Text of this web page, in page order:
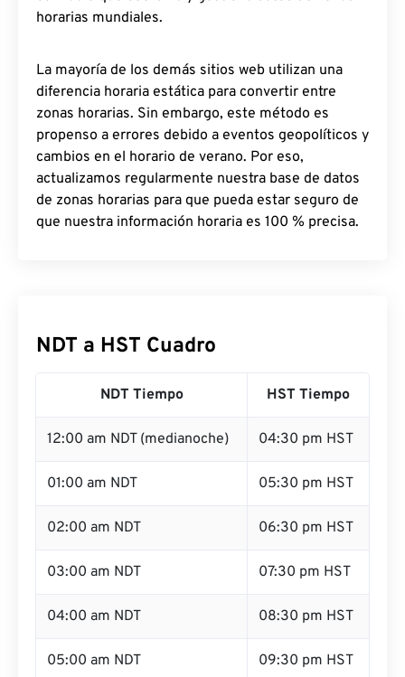
horarias mundiales.
La mayoría de los demás sitios web utilizan una
diferencia horaria estática para convertir entre
zonas horarias. Sin embargo, este método es
propenso a errores debido a eventos geopolíticos y
cambios en el horario de verano. Por eso,
actualizamos regularmente nuestra base de datos
de zonas horarias para que pueda estar seguro de
que nuestra información horaria es 100 % precisa.
NDT a HST Cuadro
NDT Tiempo HST Tiempo
12:00 am NDT (medianoche) 04:30 pm HST
01:00 am NDT 05:30 pm HST
02:00 am NDT 06:30 pm HST
03:00 am NDT 07:30 pm HST
04:00 am NDT 08:30 pm HST
05:00 am NDT 09:30 pm HST